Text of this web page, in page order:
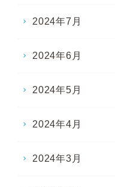
2024年7月
2024年6月
2024年5月
2024年4月
2024年3月